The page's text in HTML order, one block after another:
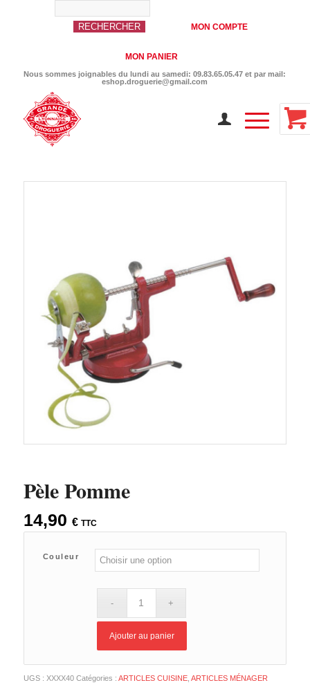
MON COMPTE
MON PANIER
Nous sommes joignables du lundi au samedi: 09.83.65.05.47 et par mail:
eshop.droguerie@gmail.com
Pèle Pomme
14,90 € TTC
Couleur
Ajouter au panier
UGS : XXXX40 Catégories : ARTICLES CUISINE, ARTICLES MÉNAGER